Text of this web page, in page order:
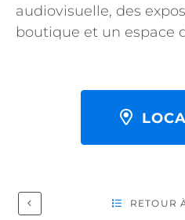
audiovisuelle, des
boutique et un espace
RETOUR